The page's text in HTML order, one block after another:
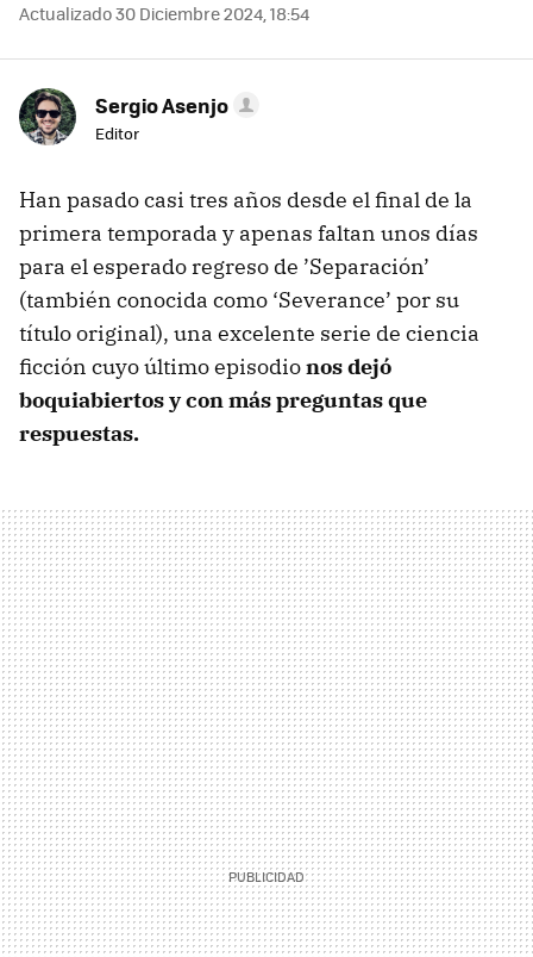
Actualizado 30 Diciembre 2024, 18:54
Sergio Asenjo
Editor
Han pasado casi tres años desde el final de la
primera temporada y apenas faltan unos días
para el esperado regreso de ’Separación’
(también conocida como ‘Severance’ por su
título original), una excelente serie de ciencia
ficción cuyo último episodionos dejó
boquiabiertos y con más preguntas que
respuestas.